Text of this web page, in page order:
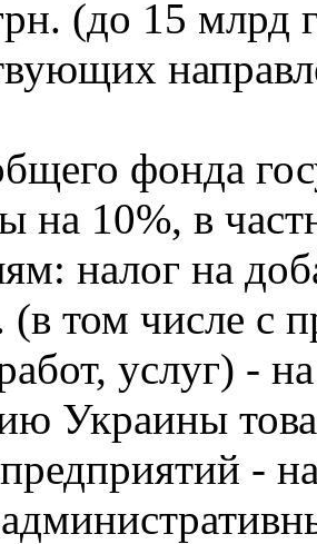
(до 15 млрд
фонда
на 10%, в
налог на
(в том числе с
услуг) -
Украины
-